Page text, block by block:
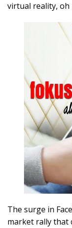
virtual reality, oh
The surge in
market rally that